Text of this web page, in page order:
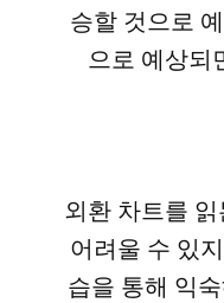
승할 것으로
으로 예상되
외환 차트를
어려울 수 있
습을 통해 익